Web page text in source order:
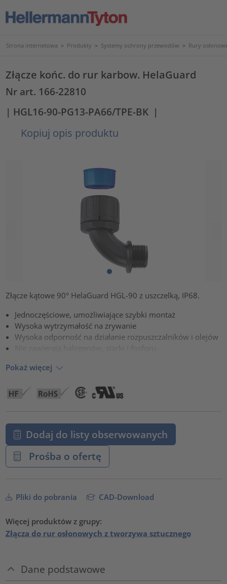
Strona internetowa > Produkty > Systemy ochrony przewodów > Rury
Złącze końc. do rur karbow. HelaGuard
Nr art. 166-22810
| HGL16-90-PG13-PA66/TPE-BK |
Kopiuj opis produktu
Złącze kątowe 90° HelaGuard HGL-90 z uszczelką, IP68.
Jednoczęściowe, umożliwiające szybki montaż
Wysoka wytrzymałość na zrywanie
Wysoka odporność na działanie rozpuszczalników i olejów
Nie zawierają halogenów, siarki i fosforu
Pokaż więcej
Dodaj do listy obserwowanych
Prośba o ofertę
Pliki do pobrania CAD-Download
Więcej produktów z grupy:
Złącza do rur osłonowych z tworzywa sztucznego
Dane podstawowe